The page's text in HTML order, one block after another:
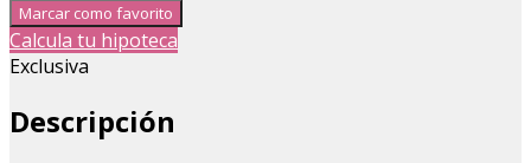
Marcar como favorito
Calcula tu hipoteca
Exclusiva
Descripción